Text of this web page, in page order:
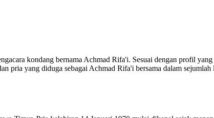
kondang bernama Achmad Rifa'i. Sesuai dengan profil
pria yang diduga sebagai Achmad Rifa'i bersama dalam sejumlah